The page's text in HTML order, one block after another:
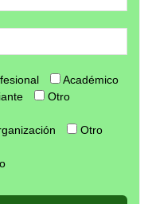
Académico
Otro
Otro